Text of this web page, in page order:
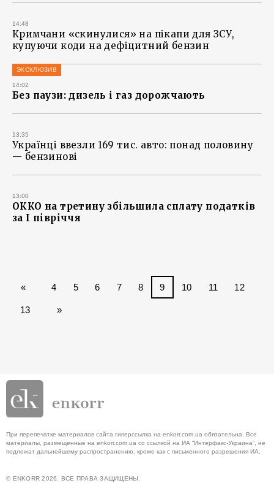
14:48
Кримчани «скинулися» на пікапи для ЗСУ,
купуючи коди на дефіцитний бензин
ЭКСКЛЮЗИВ
14:02
Без паузи: дизель і газ дорожчають
13:35
Українці ввезли 169 тис. авто: понад половину
— бензинові
13:00
ОККО на третину збільшила сплату податків
за I півріччя
« 4 5 6 7 8 9 10 11 12
13 »
При перепечатке материалов сайта гиперссылка на enkorr.com.ua обязательна. Все
материалы, размещенные на enkorr.com.ua со ссылкой на ИА “Интерфакс-Украина”, не
подлежат дальнейшему распространению, кроме как с письменного разрешения ИА.
© ENKORR 2026. ВСЕ ПРАВА ЗАЩИЩЕНЫ.